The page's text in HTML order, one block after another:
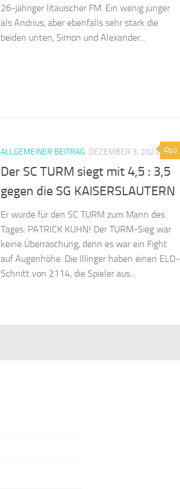
26-jähriger litauischer FM. Ein wenig jünger
als Andrius, aber ebenfalls sehr stark die
beiden unten, Simon und Alexander...
0
ALLGEMEINER BEITRAG DEZEMBER 3, 2023
Der SC TURM siegt mit 4,5 : 3,5
gegen die SG KAISERSLAUTERN
Er wurde für den SC TURM zum Mann des
Tages: PATRICK KUHN! Der TURM-Sieg war
keine Überraschung, denn es war ein Fight
auf Augenhöhe. Die Illinger haben einen ELO-
Schnitt von 2114, die Spieler aus...